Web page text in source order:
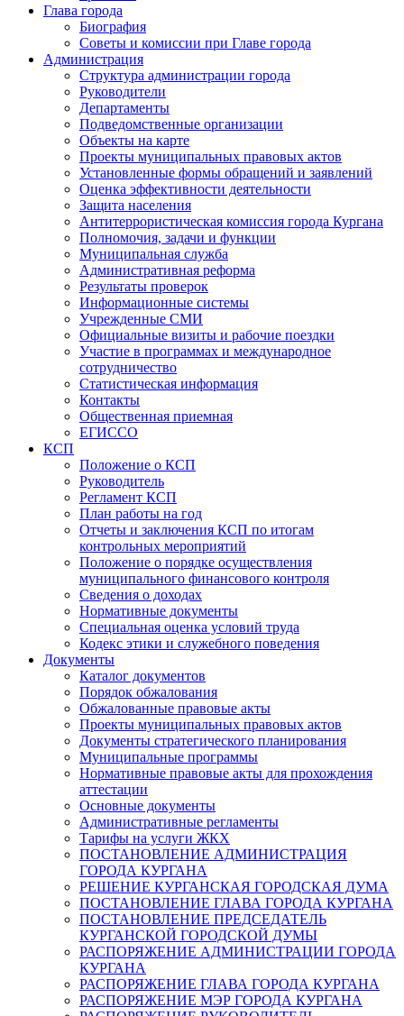
Глава города
Биография
Советы и комиссии при Главе города
Администрация
Структура администрации города
Руководители
Департаменты
Подведомственные организации
Объекты на карте
Проекты муниципальных правовых актов
Установленные формы обращений и заявлений
Оценка эффективности деятельности
Защита населения
Антитеррористическая комиссия города Кургана
Полномочия, задачи и функции
Муниципальная служба
Административная реформа
Результаты проверок
Информационные системы
Учрежденные СМИ
Официальные визиты и рабочие поездки
Участие в программах и международное
сотрудничество
Статистическая информация
Контакты
Общественная приемная
ЕГИССО
КСП
Положение о КСП
Руководитель
Регламент КСП
План работы на год
Отчеты и заключения КСП по итогам
контрольных мероприятий
Положение о порядке осуществления
муниципального финансового контроля
Сведения о доходах
Нормативные документы
Специальная оценка условий труда
Кодекс этики и служебного поведения
Документы
Каталог документов
Порядок обжалования
Обжалованные правовые акты
Проекты муниципальных правовых актов
Документы стратегического планирования
Муниципальные программы
Нормативные правовые акты для прохождения
аттестации
Основные документы
Административные регламенты
Тарифы на услуги ЖКХ
ПОСТАНОВЛЕНИЕ АДМИНИСТРАЦИЯ
ГОРОДА КУРГАНА
РЕШЕНИЕ КУРГАНСКАЯ ГОРОДСКАЯ ДУМА
ПОСТАНОВЛЕНИЕ ГЛАВА ГОРОДА КУРГАНА
ПОСТАНОВЛЕНИЕ ПРЕДСЕДАТЕЛЬ
КУРГАНСКОЙ ГОРОДСКОЙ ДУМЫ
РАСПОРЯЖЕНИЕ АДМИНИСТРАЦИИ ГОРОДА
КУРГАНА
РАСПОРЯЖЕНИЕ ГЛАВА ГОРОДА КУРГАНА
РАСПОРЯЖЕНИЕ МЭР ГОРОДА КУРГАНА